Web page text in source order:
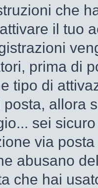
che
il tuo
prima di
tipo di
allora
sei
via
abusano
che hai